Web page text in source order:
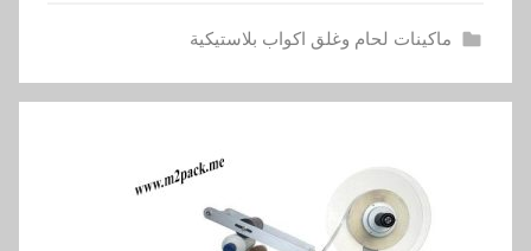
ماكينات لحام وغلق اكواب بلاستيكية